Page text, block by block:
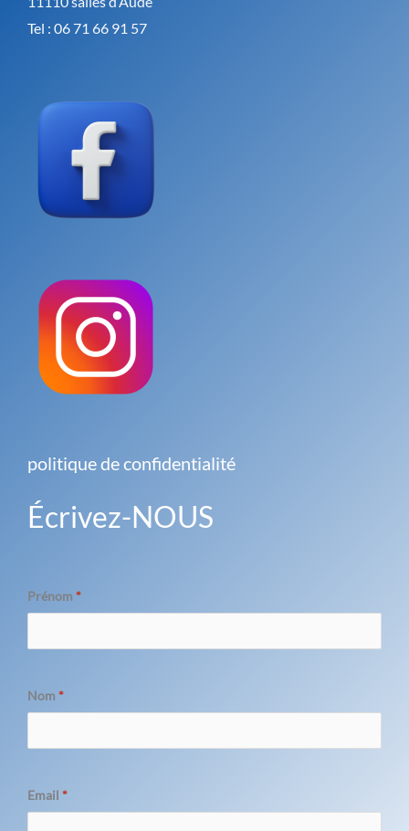
Tel : 06 71 66 91 57
politique de confidentialité
Écrivez-NOUS
Prénom *
Nom *
Email *